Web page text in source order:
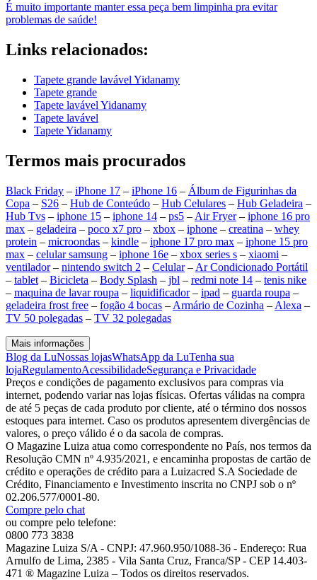
É muito importante manter essa peça bem limpinha pra evitar
problemas de saúde!
Links relacionados:
Tapete grande lavável Yidanamy
Tapete grande
Tapete lavável Yidanamy
Tapete lavável
Tapete Yidanamy
Termos mais procurados
Black Friday – iPhone 17 – iPhone 16 – Álbum de Figurinhas da
Copa – S26 – Hub de Conteúdo – Hub Celulares – Hub Geladeira –
Hub Tvs – iphone 15 – iphone 14 – ps5 – Air Fryer– iphone 16 pro
max – geladeira – poco x7 pro – xbox – iphone – creatina – whey
protein – microondas – kindle – iphone 17 pro max – iphone 15 pro
max – celular samsung – iphone 16e – xbox series s – xiaomi –
ventilador– nintendo switch 2 – Celular– Ar Condicionado Portátil
– tablet – Bicicleta – Body Splash – jbl – redmi note 14 – tenis nike
– maquina de lavar roupa – liquidificador– ipad – guarda roupa –
geladeira frost free – fogão 4 bocas – Armário de Cozinha – Alexa –
TV 50 polegadas – TV 32 polegadas
Mais informações
Blog da LuNossas lojasWhatsApp da LuTenha sua
lojaRegulamentoAcessibilidadeSegurança e Privacidade
Preços e condições de pagamento exclusivos para compras via
internet, podendo variar nas lojas físicas. Ofertas válidas na compra
de até 5 peças de cada produto por cliente, até o término dos nossos
estoques para internet. Caso os produtos apresentem divergências de
valores, o preço válido é o da sacola de compras.
O Magazine Luiza atua como correspondente no País, nos termos da
Resolução CMN nº 4.935/2021, e encaminha propostas de cartão de
crédito e operações de crédito para a Luizacred S.A Sociedade de
Crédito, Financiamento e Investimento inscrita no CNPJ sob o nº
02.206.577/0001-80.
Compre pelo chat
ou compre pelo telefone:
0800 773 3838
Magazine Luiza S/A - CNPJ: 47.960.950/1088-36 - Endereço: Rua
Arnulfo de Lima, 2385 - Vila Santa Cruz, Franca/SP - CEP 14.403-
471 ® Magazine Luiza – Todos os direitos reservados.